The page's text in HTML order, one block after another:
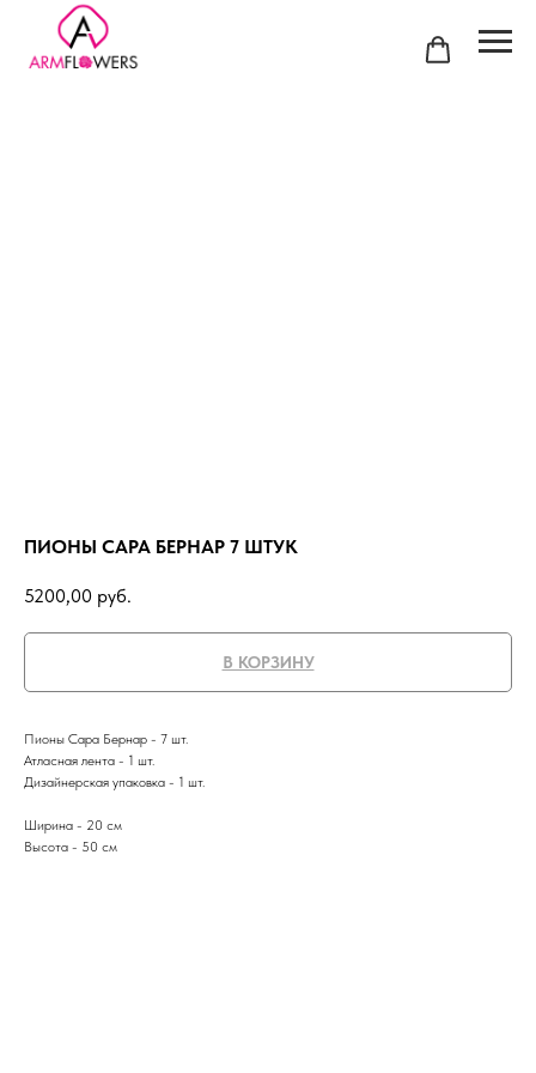
ПИОНЫ САРА БЕРНАР 7 ШТУК
5200,00 руб.
В КОРЗИНУ
Пионы Сара Бернар - 7 шт.
Атласная лента - 1 шт.
Дизайнерская упаковка - 1 шт.
Ширина - 20 см
Высота - 50 см